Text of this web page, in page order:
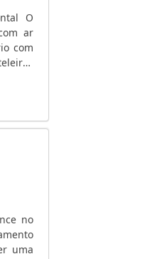
O
ar
com
no
uma